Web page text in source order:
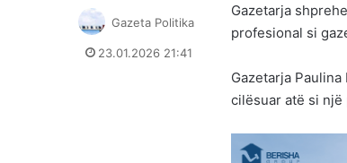
Gazetarja
profesional si
Gazetarja
cilësuar atë si
Gazeta Politika
23.01.2026 21:41